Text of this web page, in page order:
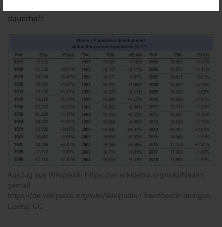
dauerhaft.
Auszug aus Wikipedia: https://en.wikipedia.org/wiki/Nauen,
gemäß
https://de.wikipedia.org/wiki/Wikipedia:Lizenzbestimmungen,
Lizenz: CC